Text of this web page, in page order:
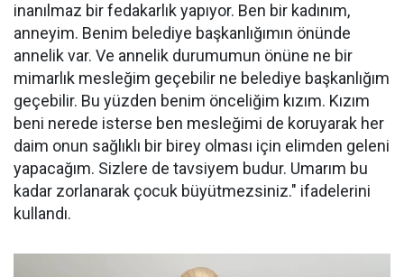
inanılmaz bir fedakarlık yapıyor. Ben bir kadınım,
anneyim. Benim belediye başkanlığımın önünde
annelik var. Ve annelik durumumun önüne ne bir
mimarlık mesleğim geçebilir ne belediye başkanlığım
geçebilir. Bu yüzden benim önceliğim kızım. Kızım
beni nerede isterse ben mesleğimi de koruyarak her
daim onun sağlıklı bir birey olması için elimden geleni
yapacağım. Sizlere de tavsiyem budur. Umarım bu
kadar zorlanarak çocuk büyütmezsiniz." ifadelerini
kullandı.